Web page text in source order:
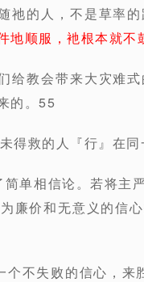
祂的人，不是草率
地顺服，衪根本就不
给教会带来大灾难
的。55
得救的人『行』在
单相信论。若将主
廉价和无意义的信
不失败的信心，